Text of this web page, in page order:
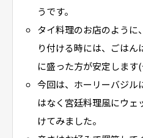
うです。
タイ料理のお店のように
り付ける時には、ごは
に盛った方が安定します
今回は、ホーリーバジル
はなく宮廷料理風にウェ
けてみました。